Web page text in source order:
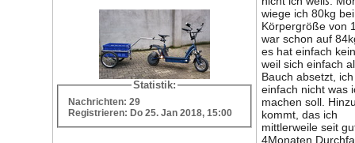
Statistik:
Nachrichten: 29
Registrieren: Do 25. Jan 2018, 15:00
wiege ich 80kg
Körpergröße von
war schon auf
es hat einfach
weil sich einfach
Bauch absetzt,
einfach nicht was
machen soll.
kommt, das ich
mittlerweile seit
4Monaten